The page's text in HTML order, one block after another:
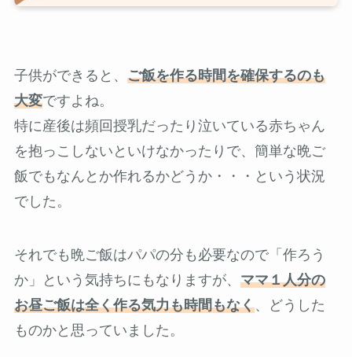
子供ができると、 ご飯を作る時間を確保するのも
大変ですよね。
特に産後は頻回授乳だったり泣いている赤ちゃん
を抱っこしないといけなかったりで、簡単な晩ご
飯でもなんとか作れるかどうか・・・という状況
でした。
それでも晩ご飯はパパの分も必要なので「作ろう
か」という気持ちにもなりますが、 ママ１人分の
お昼ご飯は全く作る気力も時間もなく、どうした
ものかと思っていました。